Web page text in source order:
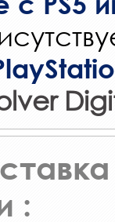
: